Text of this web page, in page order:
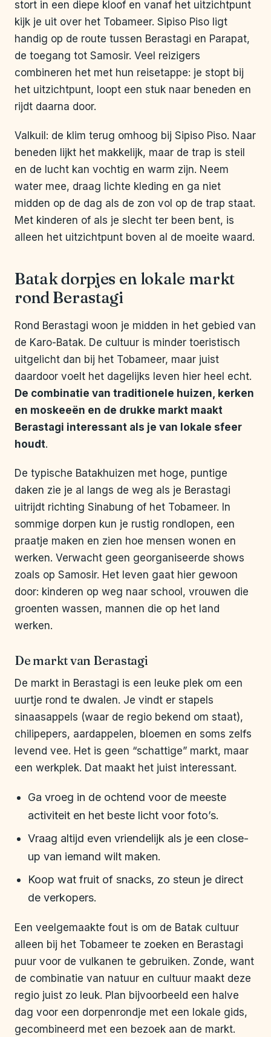
stort in een diepe kloof en vanaf het uitzichtpunt
kijk je uit over het Tobameer. Sipiso Piso ligt
handig op de route tussen Berastagi en Parapat,
de toegang tot Samosir. Veel reizigers
combineren het met hun reisetappe: je stopt bij
het uitzichtpunt, loopt een stuk naar beneden en
rijdt daarna door.
Valkuil: de klim terug omhoog bij Sipiso Piso. Naar
beneden lijkt het makkelijk, maar de trap is steil
en de lucht kan vochtig en warm zijn. Neem
water mee, draag lichte kleding en ga niet
midden op de dag als de zon vol op de trap staat.
Met kinderen of als je slecht ter been bent, is
alleen het uitzichtpunt boven al de moeite waard.
Batak dorpjes en lokale markt
rond Berastagi
Rond Berastagi woon je midden in het gebied van
de Karo-Batak. De cultuur is minder toeristisch
uitgelicht dan bij het Tobameer, maar juist
daardoor voelt het dagelijks leven hier heel echt.
De combinatie van traditionele huizen, kerken
en moskeeën en de drukke markt maakt
Berastagi interessant als je van lokale sfeer
houdt.
De typische Batakhuizen met hoge, puntige
daken zie je al langs de weg als je Berastagi
uitrijdt richting Sinabung of het Tobameer. In
sommige dorpen kun je rustig rondlopen, een
praatje maken en zien hoe mensen wonen en
werken. Verwacht geen georganiseerde shows
zoals op Samosir. Het leven gaat hier gewoon
door: kinderen op weg naar school, vrouwen die
groenten wassen, mannen die op het land
werken.
De markt van Berastagi
De markt in Berastagi is een leuke plek om een
uurtje rond te dwalen. Je vindt er stapels
sinaasappels (waar de regio bekend om staat),
chilipepers, aardappelen, bloemen en soms zelfs
levend vee. Het is geen “schattige” markt, maar
een werkplek. Dat maakt het juist interessant.
Ga vroeg in de ochtend voor de meeste
activiteit en het beste licht voor foto’s.
Vraag altijd even vriendelijk als je een close-
up van iemand wilt maken.
Koop wat fruit of snacks, zo steun je direct
de verkopers.
Een veelgemaakte fout is om de Batak cultuur
alleen bij het Tobameer te zoeken en Berastagi
puur voor de vulkanen te gebruiken. Zonde, want
de combinatie van natuur en cultuur maakt deze
regio juist zo leuk. Plan bijvoorbeeld een halve
dag voor een dorpenrondje met een lokale gids,
gecombineerd met een bezoek aan de markt.